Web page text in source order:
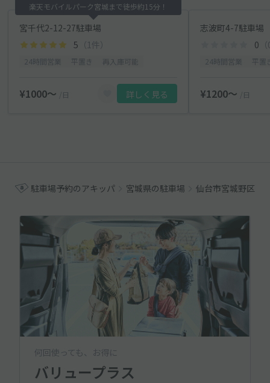
楽天モバイルパーク宮城まで徒歩約15分！
宮千代2-12-27駐車場
5 （1件）
¥1000〜 /日 詳しく見る
志波町4-7駐車場
0
¥1200〜 /日
駐車場予約のアキッパ 宮城県の駐車場 仙台市宮城野区の
何回使っても、お得に
バリュープラス